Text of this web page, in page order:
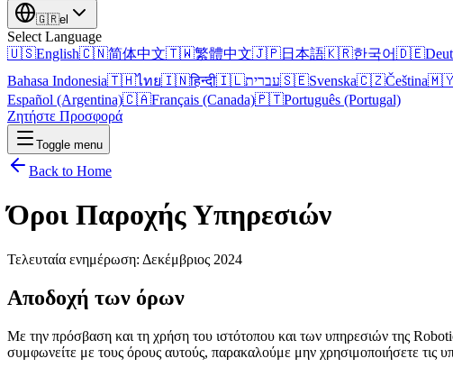
🇬🇷el
Select Language
🇺🇸English🇨🇳简体中文🇹🇼繁體中文🇯🇵日本語🇰🇷한국어🇩🇪
Bahasa Indonesia🇹🇭ไทย🇮🇳हिन्दी🇮🇱עברית🇸🇪Svenska🇨🇿Čeština
Español (Argentina)🇨🇦Français (Canada)🇵🇹Português (Portugal)
Ζητήστε Προσφορά
Toggle menu
Back to Home
Όροι Παροχής Υπηρεσιών
Τελευταία ενημέρωση: Δεκέμβριος 2024
Αποδοχή των όρων
Με την πρόσβαση και τη χρήση του ιστότοπου και των υπηρεσιών της
συμφωνείτε με τους όρους αυτούς, παρακαλούμε μην χρησιμοποιήσετε τις